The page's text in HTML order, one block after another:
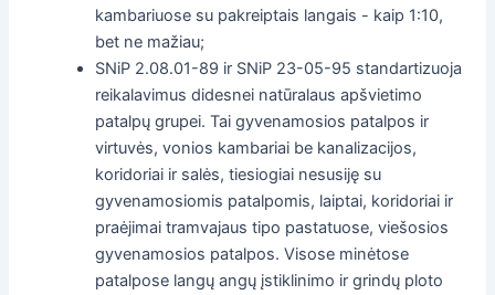
kambariuose su pakreiptais langais - kaip 1:10,
bet ne mažiau;
SNiP 2.08.01-89 ir SNiP 23-05-95 standartizuoja
reikalavimus didesnei natūralaus apšvietimo
patalpų grupei. Tai gyvenamosios patalpos ir
virtuvės, vonios kambariai be kanalizacijos,
koridoriai ir salės, tiesiogiai nesusiję su
gyvenamosiomis patalpomis, laiptai, koridoriai ir
praėjimai tramvajaus tipo pastatuose, viešosios
gyvenamosios patalpos. Visose minėtose
patalpose langų angų įstiklinimo ir grindų ploto